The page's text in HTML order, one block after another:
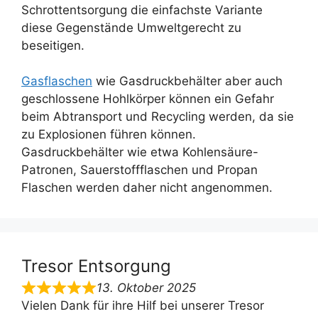
Schrottentsorgung die einfachste Variante
diese Gegenstände Umweltgerecht zu
beseitigen.
Gasflaschen wie Gasdruckbehälter aber auch
geschlossene Hohlkörper können ein Gefahr
beim Abtransport und Recycling werden, da sie
zu Explosionen führen können.
Gasdruckbehälter wie etwa Kohlensäure-
Patronen, Sauerstoffflaschen und Propan
Flaschen werden daher nicht angenommen.
Tresor Entsorgung
13. Oktober 2025
Vielen Dank für ihre Hilf bei unserer Tresor